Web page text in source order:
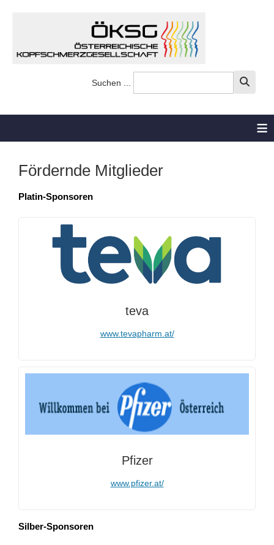
Suchen ...
≡
Fördernde Mitglieder
Platin-Sponsoren
teva
www.tevapharm.at/
Pfizer
www.pfizer.at/
Silber-Sponsoren